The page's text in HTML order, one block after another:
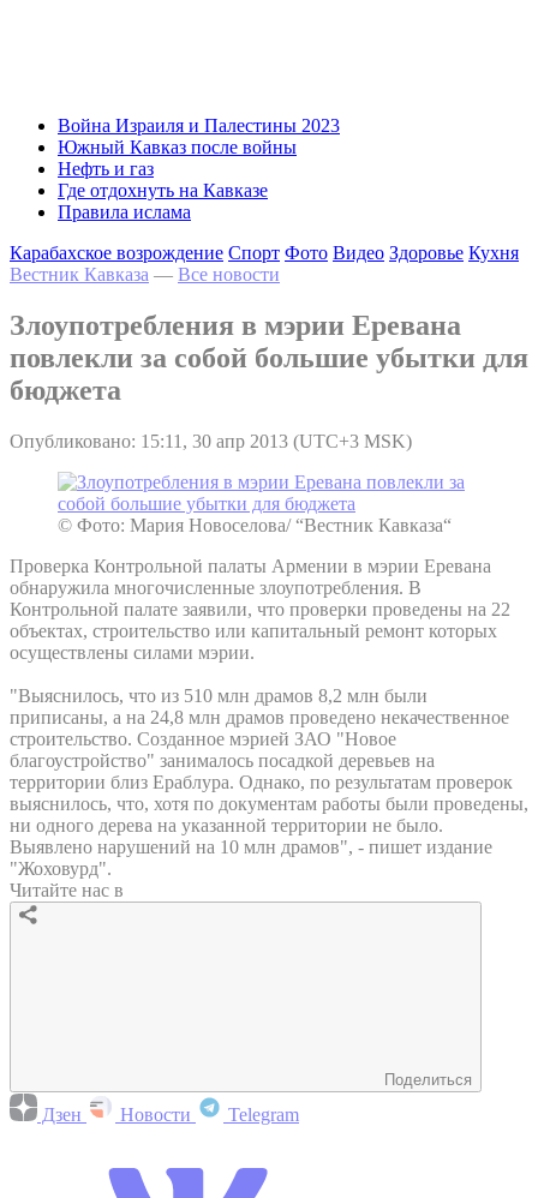
Война Израиля и Палестины 2023
Южный Кавказ после войны
Нефть и газ
Где отдохнуть на Кавказе
Правила ислама
Карабахское возрождение Спорт Фото Видео Здоровье Кухня
Вестник Кавказа — Все новости
Злоупотребления в мэрии Еревана
повлекли за собой большие убытки для
бюджета
Опубликовано: 15:11, 30 апр 2013 (UTC+3 MSK)
© Фото: Мария Новоселова/ “Вестник Кавказа“
Проверка Контрольной палаты Армении в мэрии Еревана
обнаружила многочисленные злоупотребления. В
Контрольной палате заявили, что проверки проведены на 22
объектах, строительство или капитальный ремонт которых
осуществлены силами мэрии.
"Выяснилось, что из 510 млн драмов 8,2 млн были
приписаны, а на 24,8 млн драмов проведено некачественное
строительство. Созданное мэрией ЗАО "Новое
благоустройство" занималось посадкой деревьев на
территории близ Ераблура. Однако, по результатам проверок
выяснилось, что, хотя по документам работы были проведены,
ни одного дерева на указанной территории не было.
Выявлено нарушений на 10 млн драмов", - пишет издание
"Жоховурд".
Читайте нас в
Поделиться
Дзен Новости Telegram